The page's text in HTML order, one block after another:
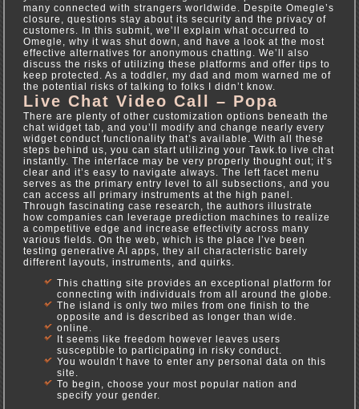
many connected with strangers worldwide. Despite Omegle’s
closure, questions stay about its security and the privacy of
customers. In this submit, we’ll explain what occurred to
Omegle, why it was shut down, and have a look at the most
effective alternatives for anonymous chatting. We’ll also
discuss the risks of utilizing these platforms and offer tips to
keep protected. As a toddler, my dad and mom warned me of
the potential risks of talking to folks I didn’t know.
Live Chat Video Call – Popa
There are plenty of other customization options beneath the
chat widget tab, and you’ll modify and change nearly every
widget conduct functionality that’s available. With all these
steps behind us, you can start utilizing your Tawk.to live chat
instantly. The interface may be very properly thought out; it’s
clear and it’s easy to navigate always. The left facet menu
serves as the primary entry level to all subsections, and you
can access all primary instruments at the high panel.
Through fascinating case research, the authors illustrate
how companies can leverage prediction machines to realize
a competitive edge and increase effectivity across many
various fields. On the web, which is the place I’ve been
testing generative AI apps, they all characteristic barely
different layouts, instruments, and quirks.
This chatting site provides an exceptional platform for
connecting with individuals from all around the globe.
The island is only two miles from one finish to the
opposite and is described as longer than wide.
online.
It seems like freedom however leaves users
susceptible to participating in risky conduct.
You wouldn’t have to enter any personal data on this
site.
To begin, choose your most popular nation and
specify your gender.